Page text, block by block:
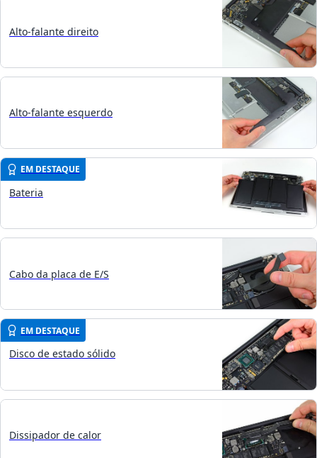
Alto-falante direito
Alto-falante esquerdo
EM DESTAQUE
Bateria
Cabo da placa de E/S
EM DESTAQUE
Disco de estado sólido
Dissipador de calor